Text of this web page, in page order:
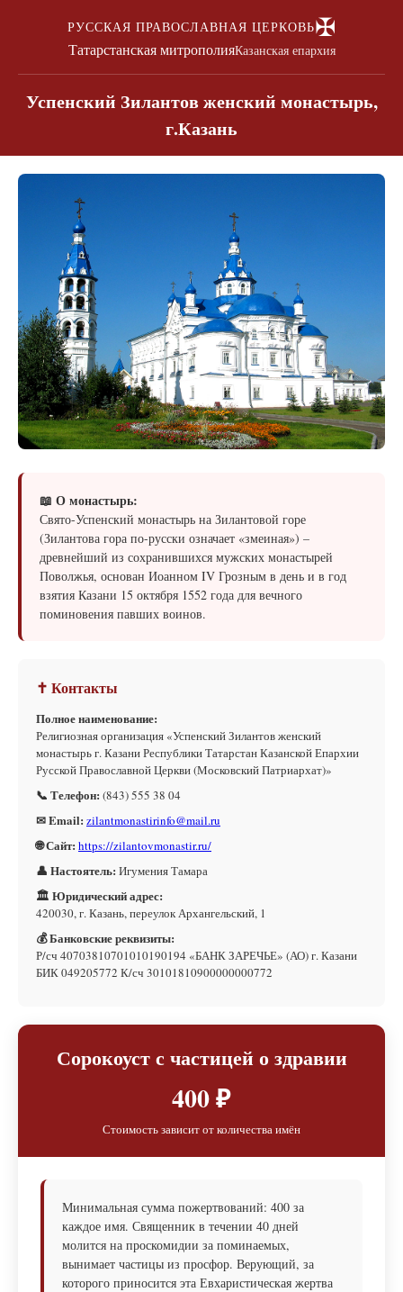
РУССКАЯ ПРАВОСЛАВНАЯ ЦЕРКОВЬ✠
Татарстанская митрополияКазанская епархия
Успенский Зилантов женский монастырь,
г.Казань
📖 О монастырь:
Свято-Успенский монастырь на Зилантовой горе
(Зилантова гора по-русски означает «змеиная») –
древнейший из сохранившихся мужских монастырей
Поволжья, основан Иоанном IV Грозным в день и в год
взятия Казани 15 октября 1552 года для вечного
поминовения павших воинов.
✝ Контакты
Полное наименование:
Религиозная организация «Успенский Зилантов женский
монастырь г. Казани Республики Татарстан Казанской Епархии
Русской Православной Церкви (Московский Патриархат)»
📞 Телефон: (843) 555 38 04
✉ Email: zilantmonastirinfo@mail.ru
🌐 Сайт: https://zilantovmonastir.ru/
👤 Настоятель: Игумения Тамара
🏛 Юридический адрес:
420030, г. Казань, переулок Архангельский, 1
💰 Банковские реквизиты:
Р/сч 40703810701010190194 «БАНК ЗАРЕЧЬЕ» (АО) г. Казани
БИК 049205772 К/сч 30101810900000000772
Сорокоуст с частицей о здравии
400 ₽
Стоимость зависит от количества имён
Минимальная сумма пожертвований: 400 за
каждое имя. Священник в течении 40 дней
молится на проскомидии за поминаемых,
вынимает частицы из просфор. Верующий, за
которого приносится эта Евхаристическая жертва